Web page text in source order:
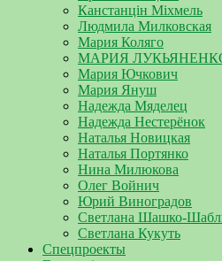
Канстанцін Міхмель
Людмила Милковская
Мария Коляго
МАРИЯ
Мария Ючкович
Мария Януш
Надежда Мяделец
Надежда Нестерёнок
Наталья Новицкая
Наталья Портянко
Нина Милюкова
Олег Войнич
Юрий Виноградов
Светлана Шашко-
Светлана Кукуть
Спецпроекты